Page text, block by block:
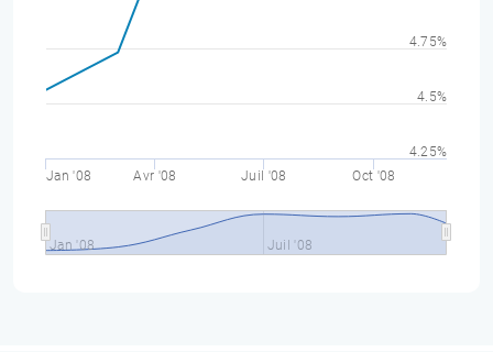
Jan '08 Avr '08 Juil '08 Oct '08
Jan '08 Juil '08
4.25%
4.5%
4.75%